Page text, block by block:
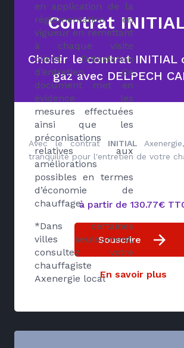
en application de la
réglementation en
vigueur en remettant
à chaque visite
client, l’attestation
d’entretien. Ce
document met en
évidence les
mesures effectuées
ainsi que les
préconisations
relatives aux
améliorations
possibles en termes
d’économie de
chauffage.
*Dans certaines
villes seuleument,
consultez votre
chauffagiste
Axenergie local
Contrat
Choisir le contrat INITIAL
gaz avec DELPECH
Avec le contrat INITIAL
tranquilité pour l'entretien de votre
à partir de 130.77€
Souscrire
En savoir plus